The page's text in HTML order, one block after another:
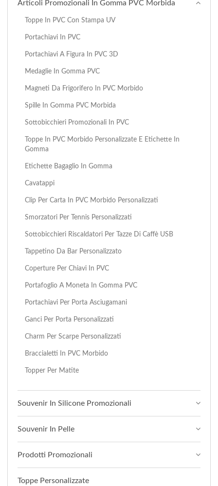
Articoli Promozionali In Gomma PVC Morbida
Toppe In PVC Con Stampa UV
Portachiavi In PVC
Portachiavi A Figura In PVC 3D
Medaglie In Gomma PVC
Magneti Da Frigorifero In PVC Morbido
Spille In Gomma PVC Morbida
Sottobicchieri Promozionali In PVC
Toppe In PVC Morbido Personalizzate E Etichette In
Gomma
Etichette Bagaglio In Gomma
Cavatappi
Clip Per Carta In PVC Morbido Personalizzati
Smorzatori Per Tennis Personalizzati
Sottobicchieri Riscaldatori Per Tazze Di Caffè USB
Tappetino Da Bar Personalizzato
Coperture Per Chiavi In PVC
Portafoglio A Moneta In Gomma PVC
Portachiavi Per Porta Asciugamani
Ganci Per Porta Personalizzati
Charm Per Scarpe Personalizzati
Braccialetti In PVC Morbido
Topper Per Matite
Souvenir In Silicone Promozionali
Souvenir In Pelle
Prodotti Promozionali
Toppe Personalizzate